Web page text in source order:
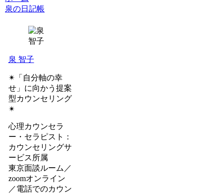
泉の日記帳
泉 智子
✴︎「自分軸の幸
せ」に向かう提案
型カウンセリング
✴︎
心理カウンセラ
ー・セラピスト：
カウンセリングサ
ービス所属
東京面談ルーム／
zoomオンライン
／電話でのカウン